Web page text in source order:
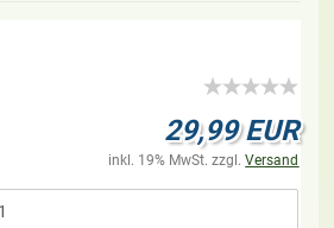
29,99 EUR
inkl. 19% MwSt. zzgl.Versand